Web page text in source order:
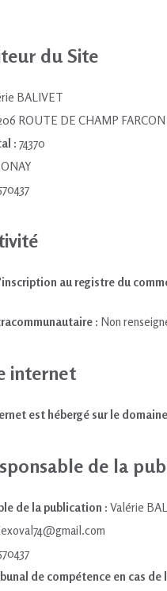
du Site
BALIVET
ROUTE DE CHAMP FARCON
: 74370
au registre du
: Non
internet
est hébergé sur le
de la
de la publication : Valérie
de compétence en cas de